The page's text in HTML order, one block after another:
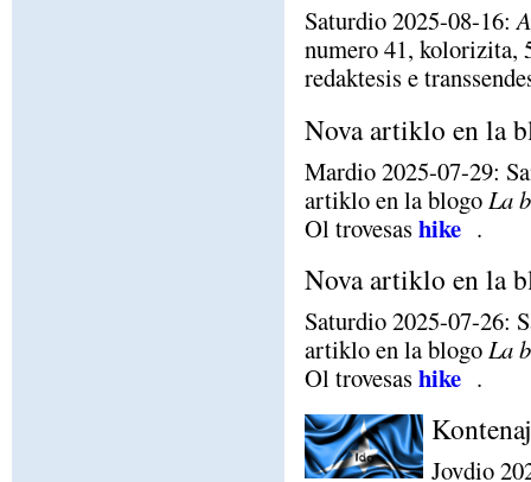
Saturdio 2025-08-16:
numero 41, kolorizita,
redaktesis e
Nova artiklo en la
Mardio 2025-07-29:
artiklo en la blogoLa
Ol trovesashike .
Nova artiklo en la
Saturdio 2025-07-26:
artiklo en la blogoLa
Ol trovesashike .
Jovdio